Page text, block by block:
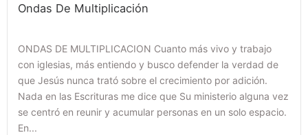
Ondas De Multiplicación
ONDAS DE MULTIPLICACION Cuanto más vivo y trabajo
con iglesias, más entiendo y busco defender la verdad de
que Jesús nunca trató sobre el crecimiento por adición.
Nada en las Escrituras me dice que Su ministerio alguna vez
se centró en reunir y acumular personas en un solo espacio.
En...